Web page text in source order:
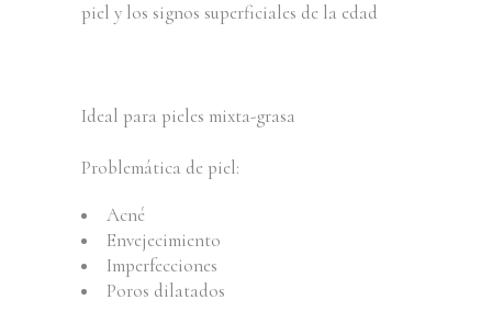
piel y los signos superficiales de la edad
Ideal para pieles mixta-grasa
Problemática de piel:
Acné
Envejecimiento
Imperfecciones
Poros dilatados